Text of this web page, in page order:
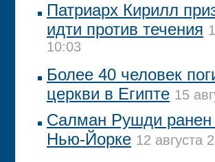
Патриарх Кирилл
идти против течения
10:03
Более 40 человек
церкви в Египте 15
Салман Рушди ранен
Нью-Йорке 12 августа